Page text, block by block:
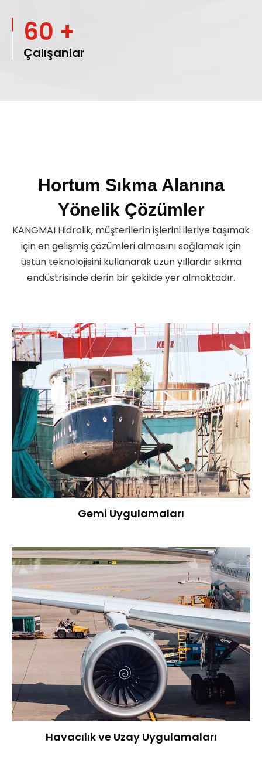
60 +
Çalışanlar
Hortum Sıkma Alanına
Yönelik Çözümler
KANGMAI Hidrolik, müşterilerin işlerini ileriye taşımak
için en gelişmiş çözümleri almasını sağlamak için
üstün teknolojisini kullanarak uzun yıllardır sıkma
endüstrisinde derin bir şekilde yer almaktadır.
Gemi Uygulamaları
Havacılık ve Uzay Uygulamaları